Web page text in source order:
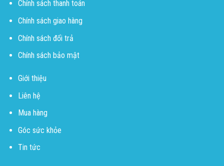
Chính sách thanh toán
Chính sách giao hàng
Chính sách đổi trả
Chính sách bảo mật
Giới thiệu
Liên hệ
Mua hàng
Góc sức khỏe
Tin tức